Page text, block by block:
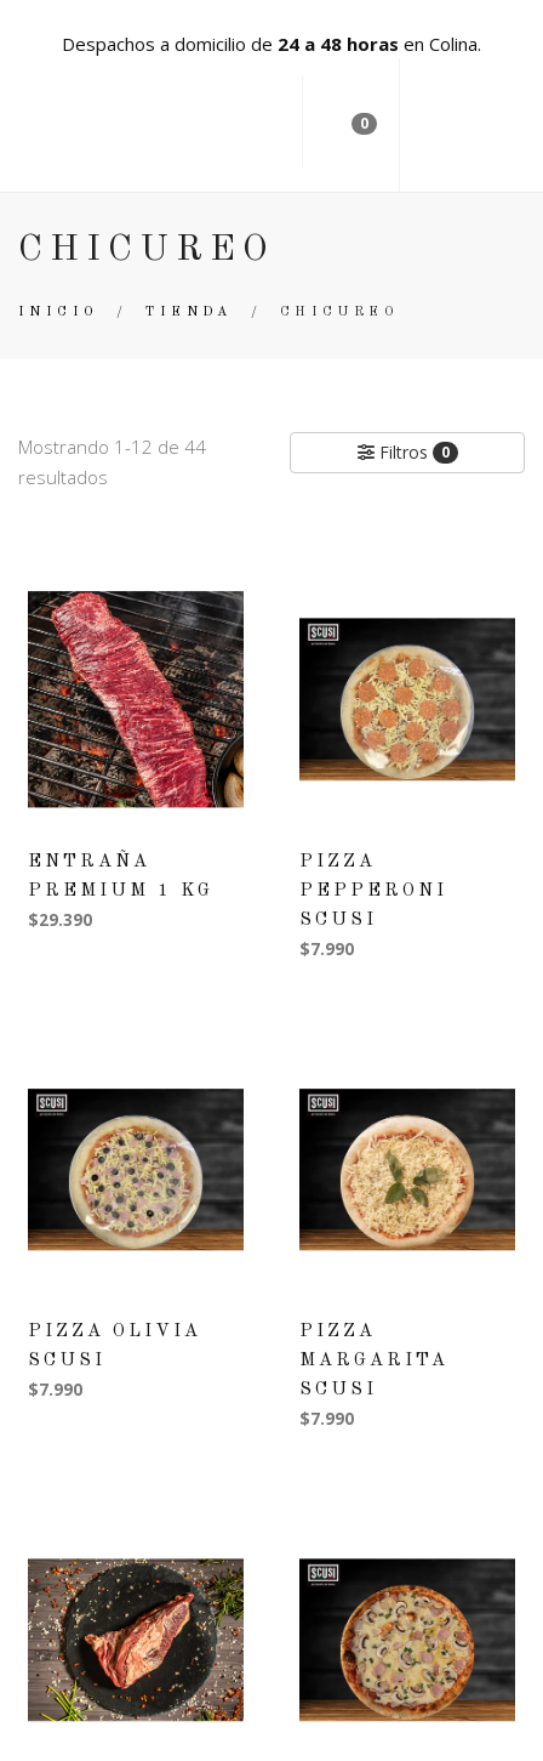
Despachos a domicilio de 24 a 48 horas en Colina.
0
CHICUREO
INICIO /TIENDA / CHICUREO
Mostrando 1-12 de 44
resultados
Filtros 0
ENTRAÑA
PREMIUM 1 KG
$29.390
PIZZA
PEPPERONI
SCUSI
$7.990
PIZZA OLIVIA
SCUSI
$7.990
PIZZA
MARGARITA
SCUSI
$7.990